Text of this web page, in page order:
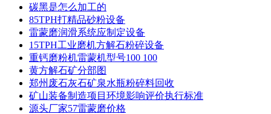
碳黑是怎么加工的
85TPH打精品砂粉设备
雷蒙磨润滑系统应制定设备
15TPH工业磨机方解石粉碎设备
重钙磨粉机雷蒙机型号100 100
黄方解石矿分部图
郑州废石灰石矿泉水瓶粉碎料回收
矿山装备制造项目环境影响评价执行标准
源头厂家57雷蒙磨价格